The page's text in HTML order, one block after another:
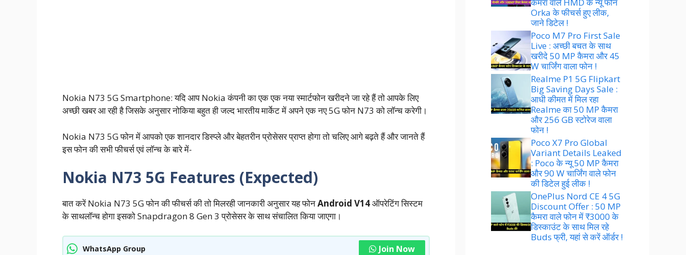
Nokia N73 5G Smartphone: यदि आप Nokia कंपनी का एक एक नया स्मार्टफोन खरीदने जा रहे हैं तो आपके लिए
अच्छी खबर आ रही है जिसके अनुसार नोकिया बहुत ही जल्द भारतीय मार्केट में अपने एक नए 5G फोन N73 को लॉन्च करेगी।
Nokia N73 5G फोन में आपको एक शानदार डिस्प्ले और बेहतरीन प्रोसेसर प्राप्त होगा तो चलिए आगे बढ़ते हैं और जानते हैं
इस फोन की सभी फीचर्स एवं लॉन्च के बारे में-
Nokia N73 5G Features (Expected)
बात करें Nokia N73 5G फोन की फीचर्स की तो मिलरही जानकारी अनुसार यह फोनAndroid V14ऑपरेटिंग सिस्टम
के साथलॉन्च होगा इसको Snapdragon 8 Gen 3 प्रोसेसर के साथ संचालित किया जाएगा।
WhatsApp Group Join Now
Orka के फीचर्स हुए लीक,
जाने डिटेल !
Poco M7 Pro First Sale
Live : अच्छी बचत के साथ
खरीदे 50 MP कैमरा और 45
W चार्जिंग वाला फोन !
Realme P1 5G Flipkart
Big Saving Days Sale :
आधी कीमत में मिल रहा
Realme का 50 MP कैमरा
और 256 GB स्टोरेज वाला
फोन !
Poco X7 Pro Global
Variant Details Leaked
: Poco के न्यू 50 MP कैमरा
और 90 W चार्जिंग वाले फोन
की डिटेल हुई लीक !
OnePlus Nord CE 4 5G
Discount Offer : 50 MP
कैमरा वाले फोन में ₹3000 के
डिस्काउंट के साथ मिल रहे
Buds फ्री, यहां से करें ऑर्डर !